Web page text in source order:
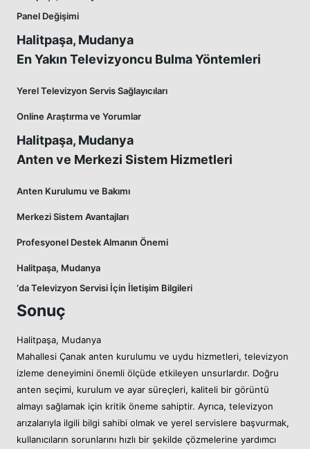
Panel Değişimi
Halitpaşa, Mudanya
En Yakın Televizyoncu Bulma Yöntemleri
Yerel Televizyon Servis Sağlayıcıları
Online Araştırma ve Yorumlar
Halitpaşa, Mudanya
Anten ve Merkezi Sistem Hizmetleri
Anten Kurulumu ve Bakımı
Merkezi Sistem Avantajları
Profesyonel Destek Almanın Önemi
Halitpaşa, Mudanya
‘da Televizyon Servisi İçin İletişim Bilgileri
Sonuç
Halitpaşa, Mudanya
Mahallesi Çanak anten kurulumu ve uydu hizmetleri, televizyon
izleme deneyimini önemli ölçüde etkileyen unsurlardır. Doğru
anten seçimi, kurulum ve ayar süreçleri, kaliteli bir görüntü
almayı sağlamak için kritik öneme sahiptir. Ayrıca, televizyon
arızalarıyla ilgili bilgi sahibi olmak ve yerel servislere başvurmak,
kullanıcıların sorunlarını hızlı bir şekilde çözmelerine yardımcı